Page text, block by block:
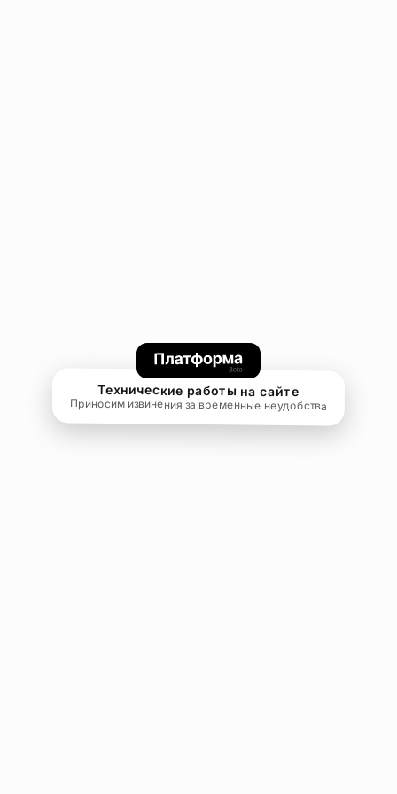
Технические работы на сайте
Приносим извинения за временные неудобства